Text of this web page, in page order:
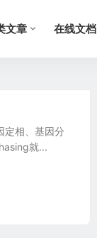
文章 在线文档
定相、基因分
就...